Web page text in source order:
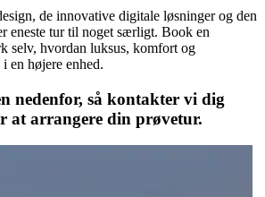
de innovative digitale løsninger og den
eneste tur til noget særligt. Book en
selv, hvordan luksus, komfort og
en højere enhed.
nedenfor, så kontakter vi dig
at arrangere din prøvetur.